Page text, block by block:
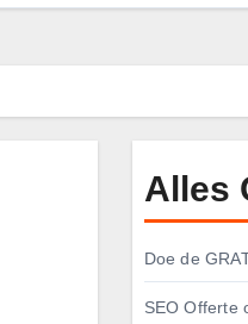
Alles
Doe de
SEO Offerte